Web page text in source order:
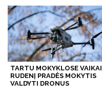
TARTU MOKYKLOSE VAIKAI
RUDENĮ PRADĖS MOKYTIS
VALDYTI DRONUS